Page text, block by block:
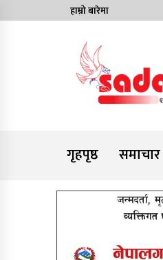
to
हाम्रो बारेमा
गृहपृष्ठ
समाचार